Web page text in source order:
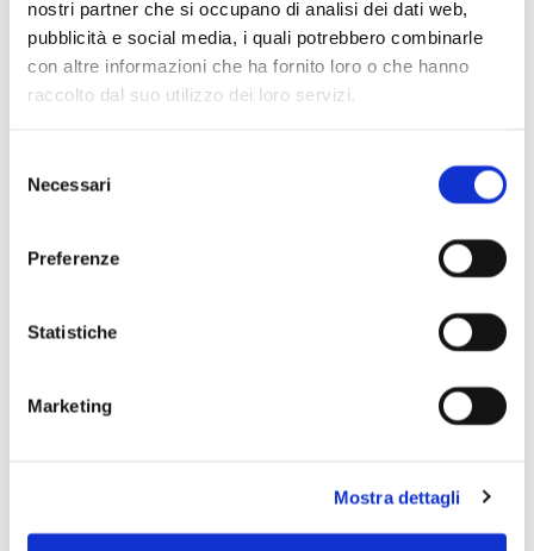
nostri partner che si occupano di analisi dei dati web,
pubblicità e social media, i quali potrebbero combinarle
con altre informazioni che ha fornito loro o che hanno
raccolto dal suo utilizzo dei loro servizi.
delNecessari
Preferenze
Statistiche
Marketing
Mostra dettagli